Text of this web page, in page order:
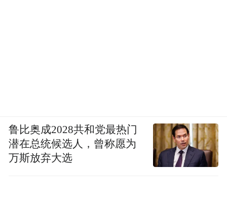
鲁比奥成2028共和党最热门
潜在总统候选人，曾称愿为
万斯放弃大选